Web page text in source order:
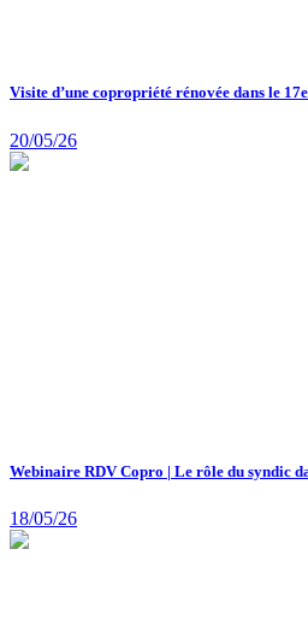
Visite d’une copropriété rénovée dans le
20/05/26
Webinaire RDV Copro | Le rôle du syndic
18/05/26